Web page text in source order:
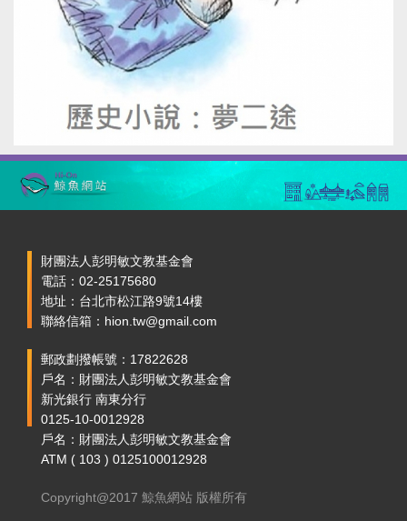
財團法人彭明敏文教基金會
電話：02-25175680
地址：台北市松江路9號14樓
聯絡信箱：hion.tw@gmail.com
郵政劃撥帳號：17822628
戶名：財團法人彭明敏文教基金會
新光銀行 南東分行
0125-10-0012928
戶名：財團法人彭明敏文教基金會
ATM ( 103 ) 0125100012928
Copyright@2017 鯨魚網站 版權所有